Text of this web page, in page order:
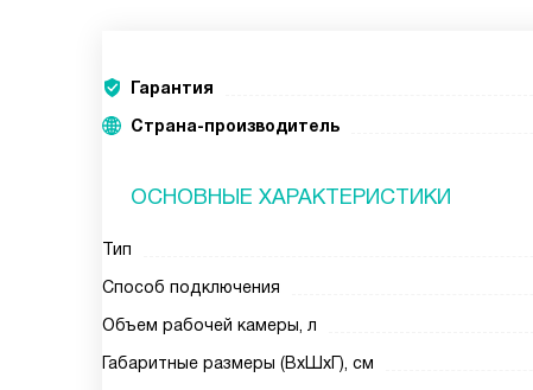
Гарантия
Страна-производитель
ОСНОВНЫЕ ХАРАКТЕРИСТИКИ
Тип
Способ подключения
Объем рабочей камеры, л
Габаритные размеры (ВxШxГ), см